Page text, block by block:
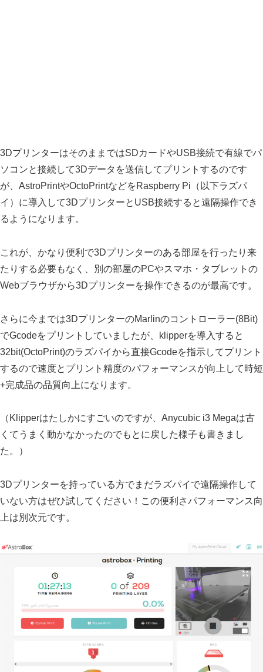
3DプリンターはそのままではSDカードやUSB接続で有線でパ
ソコンと接続して3Dデータを送信してプリントするのです
が、AstroPrintやOctoPrintなどをRaspberry Pi（以下ラズパ
イ）に導入して3DプリンターとUSB接続すると遠隔操作でき
るようになります。
これが、かなり便利で3Dプリンターのある部屋を行ったり来
たりする必要もなく、別の部屋のPCやスマホ・タブレットの
Webブラウザから3Dプリンターを操作できるのが最高です。
さらに今までは3DプリンターのMarlinのコントローラー(8Bit)
でGcodeをプリントしていましたが、klipperを導入すると
32bit(OctoPrint)のラズパイから直接Gcodeを指示してプリント
するので速度とプリント精度のパフォーマンスが向上して時短
+完成品の品質向上になります。
（Klipperはたしかにすごいのですが、Anycubic i3 Megaは古
くてうまく動かなかったのでもとに戻した様子も書きまし
た。）
3Dプリンターを持っている方でまだラズパイで遠隔操作して
いない方はぜひ試してください！この便利さパフォーマンス向
上は別次元です。